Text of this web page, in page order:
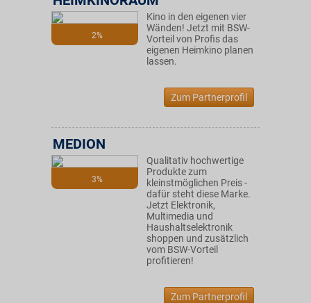
2%
Kino in den eigenen vier
Wänden! Jetzt mit BSW-
Vorteil von Profis das
eigenen Heimkino planen
lassen.
Zum Partnerprofil
3%
MEDION
Qualitativ hochwertige
Produkte zum
kleinstmöglichen Preis -
dafür steht diese Marke.
Jetzt Elektronik,
Multimedia und
Haushaltselektronik
shoppen und zusätzlich
vom BSW-Vorteil
profitieren!
Zum Partnerprofil